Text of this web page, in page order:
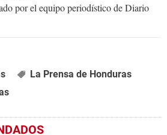
por el equipo periodístico de Diario
La Prensa de Honduras